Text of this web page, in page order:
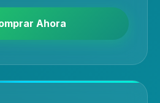
Ahora